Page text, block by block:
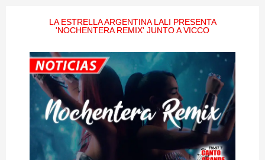
LA ESTRELLA ARGENTINA LALI PRESENTA
'NOCHENTERA REMIX' JUNTO A VICCO